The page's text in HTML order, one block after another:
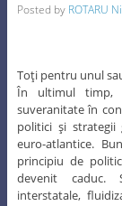
Posted by ROTARU
Toţi pentru unul
În ultimul timp,
suveranitate în
politici şi
euro-atlantice.
principiu de
devenit caduc.
interstatale,